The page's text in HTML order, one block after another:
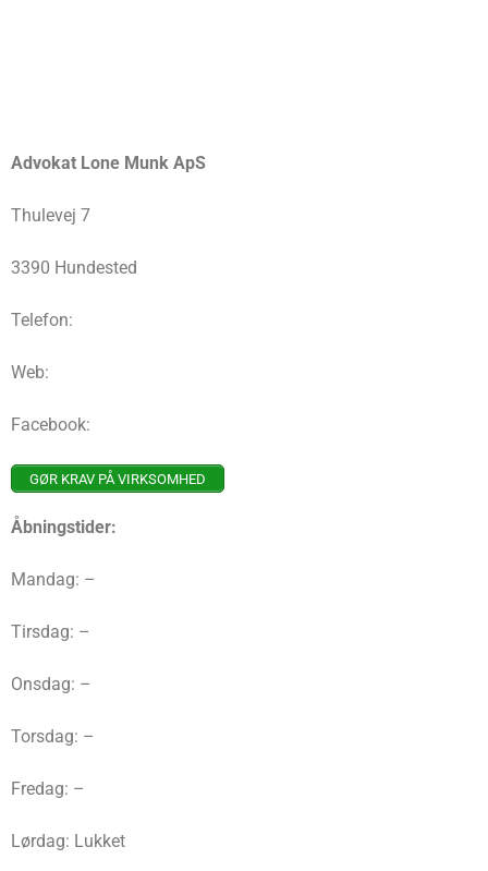
Advokat Lone Munk ApS
Thulevej 7
3390 Hundested
Telefon:
Web:
Facebook:
GØR KRAV PÅ VIRKSOMHED
Åbningstider:
Mandag: –
Tirsdag: –
Onsdag: –
Torsdag: –
Fredag: –
Lørdag: Lukket